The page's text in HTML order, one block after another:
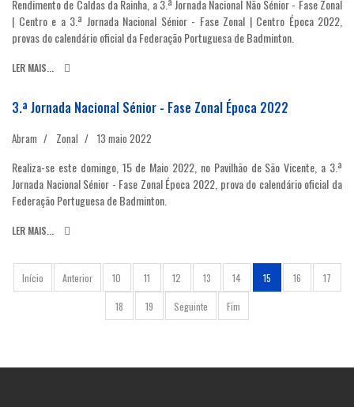
Rendimento de Caldas da Rainha, a 3.ª Jornada Nacional Não Sénior - Fase Zonal
| Centro e a 3.ª Jornada Nacional Sénior - Fase Zonal | Centro Época 2022,
provas do calendário oficial da Federação Portuguesa de Badminton.
LER MAIS...
3.ª Jornada Nacional Sénior - Fase Zonal Época 2022
Abram Zonal 13 maio 2022
Realiza-se este domingo, 15 de Maio 2022, no Pavilhão de São Vicente, a 3.ª
Jornada Nacional Sénior - Fase Zonal Época 2022, prova do calendário oficial da
Federação Portuguesa de Badminton.
LER MAIS...
Início Anterior 10 11 12 13 14 15 16 17
18 19 Seguinte Fim